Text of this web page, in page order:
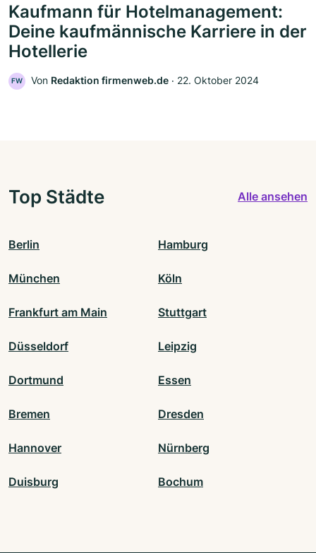
Kaufmann für Hotelmanagement:
Deine kaufmännische Karriere in der
Hotellerie
FW Von Redaktion firmenweb.de ‧ 22. Oktober 2024
Top Städte Alle ansehen
Berlin Hamburg
München Köln
Frankfurt am Main Stuttgart
Düsseldorf Leipzig
Dortmund Essen
Bremen Dresden
Hannover Nürnberg
Duisburg Bochum